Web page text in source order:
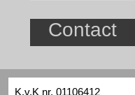
Contact
K.v.K nr. 01106412